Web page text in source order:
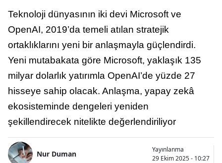
Teknoloji dünyasının iki devi Microsoft ve
OpenAI, 2019’da temeli atılan stratejik
ortaklıklarını yeni bir anlaşmayla güçlendirdi.
Yeni mutabakata göre Microsoft, yaklaşık 135
milyar dolarlık yatırımla OpenAI’de yüzde 27
hisseye sahip olacak. Anlaşma, yapay zekâ
ekosisteminde dengeleri yeniden
şekillendirecek nitelikte değerlendiriliyor
Nur Duman
Yayınlanma
29 Ekim 2025 - 10:27